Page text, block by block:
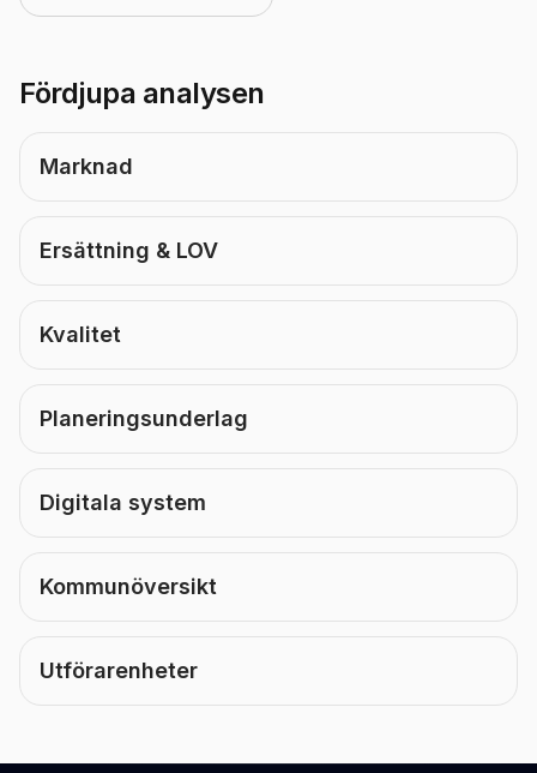
Fördjupa analysen
Marknad
Ersättning & LOV
Kvalitet
Planeringsunderlag
Digitala system
Kommunöversikt
Utförarenheter